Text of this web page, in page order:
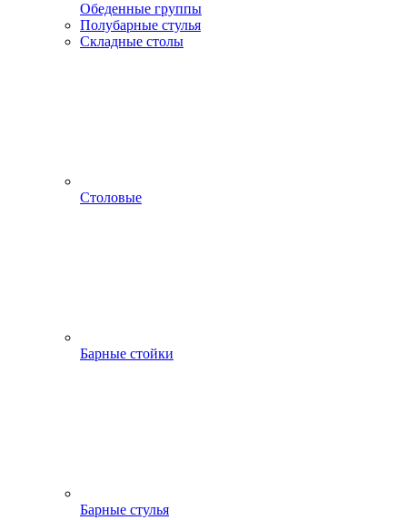
Обеденные группы
Полубарные стулья
Складные столы
Столовые
Барные стойки
Барные стулья